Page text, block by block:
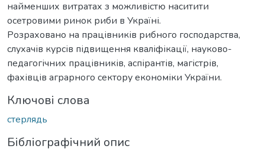
найменших витратах з можливістю наситити
осетровими ринок риби в Україні.
Розраховано на працівників рибного господарства,
слухачів курсів підвищення кваліфікації, науково-
педагогічних працівників, аспірантів, магістрів,
фахівців аграрного сектору економіки України.
Ключові слова
стерлядь
Бібліографічний опис